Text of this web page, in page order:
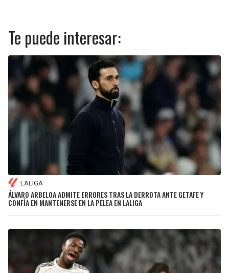
Te puede interesar:
LALIGA
ÁLVARO ARBELOA ADMITE ERRORES TRAS LA DERROTA ANTE GETAFE Y
CONFÍA EN MANTENERSE EN LA PELEA EN LALIGA